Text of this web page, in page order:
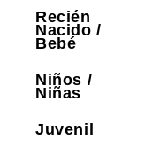
Recién
Nacido /
Bebé
Niños /
Niñas
Juvenil